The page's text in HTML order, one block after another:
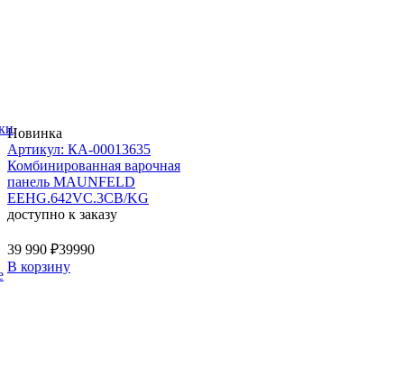
Новинка
Артикул: КА-00013635
Комбинированная варочная
панель MAUNFELD
EEHG.642VC.3CB/KG
доступно к заказу
39 990 ₽39990
В корзину